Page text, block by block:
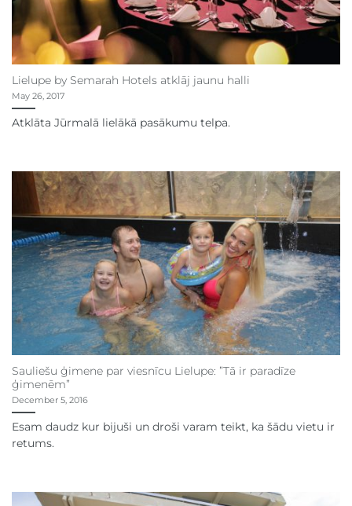
Lielupe by Semarah Hotels atklāj jaunu halli
May 26, 2017
Atklāta Jūrmalā lielākā pasākumu telpa.
Sauliešu ģimene par viesnīcu Lielupe: ”Tā ir paradīze
ģimenēm”
December 5, 2016
Esam daudz kur bijuši un droši varam teikt, ka šādu vietu ir
retums.